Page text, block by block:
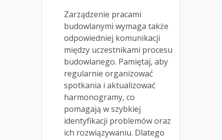
Zarządzenie pracami
budowlanymi wymaga także
odpowiedniej komunikacji
między uczestnikami procesu
budowlanego. Pamiętaj, aby
regularnie organizować
spotkania i aktualizować
harmonogramy, co
pomagają w szybkiej
identyfikacji problemów oraz
ich rozwiązywaniu. Dlatego